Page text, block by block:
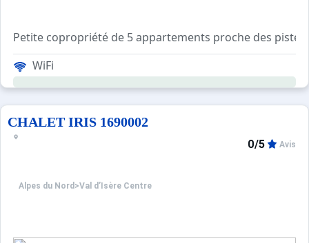
Petite copropriété de 5 appartements proche des
Résidence sans ascenseur, sécurisée avec digicode.
Local à ski collectif attenant au bâtiment.
Containers municipaux situés en dehors de la résidence.
Parking payant du Centre à proximité de la résidence.
WiFi
CHALET IRIS 1690002
Alpes du Nord >Val d’Isère Centre
0/5 Avis